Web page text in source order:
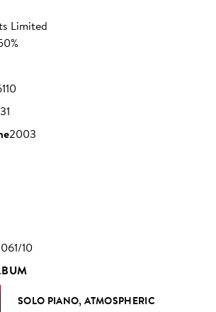
Limited
2003
10
SOLO PIANO, ATMOSPHERIC